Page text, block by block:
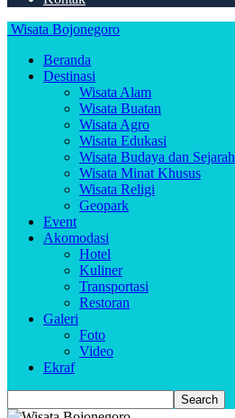
Wisata Bojonegoro
Beranda
Destinasi
Wisata Alam
Wisata Buatan
Wisata Agro
Wisata Edukasi
Wisata Budaya dan Sejarah
Wisata Minat Khusus
Wisata Religi
Geopark
Event
Akomodasi
Hotel
Kuliner
Transportasi
Restoran
Galeri
Foto
Video
Ekraf